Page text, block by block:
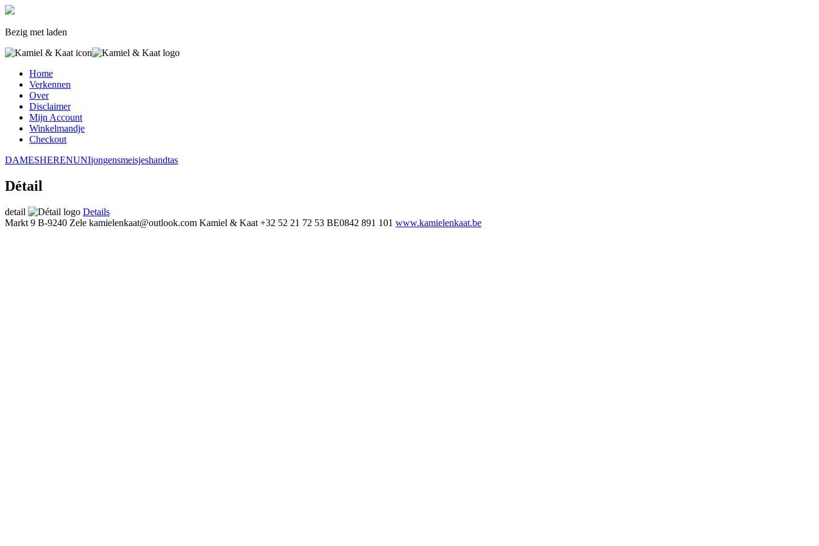
Bezig met laden
Home
Verkennen
Over
Disclaimer
Mijn Account
Winkelmandje
Checkout
DAMESHERENUNIjongensmeisjeshandtas
Détail
detail
Details
Markt 9 B-9240 Zele kamielenkaat@outlook.com Kamiel & Kaat +32 52 21 72 53 BE0842 891 101 www.kamielenkaat.be